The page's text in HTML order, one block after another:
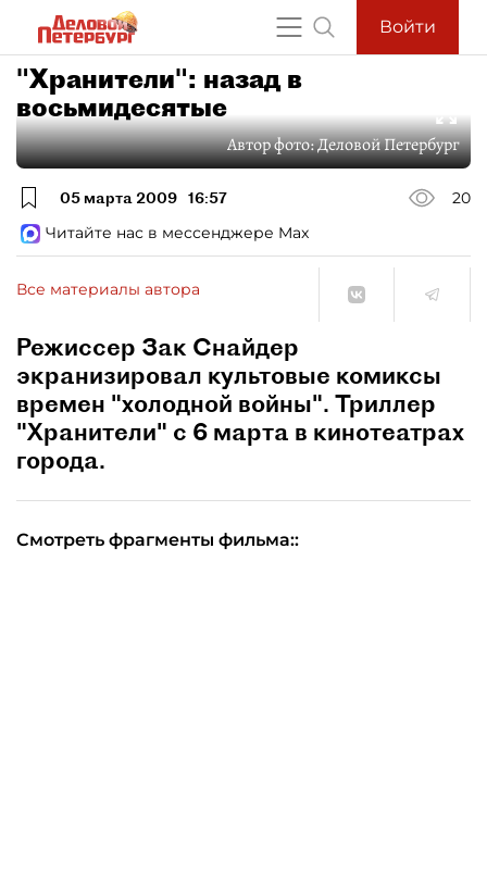
Войти
"Хранители": назад в
восьмидесятые
Автор фото:Деловой Петербург
05 марта 2009 16:57
20
Читайте нас в мессенджере Max
Все материалы автора
Режиссер Зак Снайдер
экранизировал культовые комиксы
времен "холодной войны". Триллер
"Хранители" с 6 марта в кинотеатрах
города.
Смотреть фрагменты фильма::